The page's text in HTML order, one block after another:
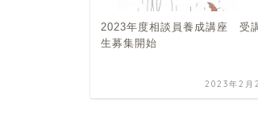
2023年度相談員養成講座 受
生募集開始
2023年2月